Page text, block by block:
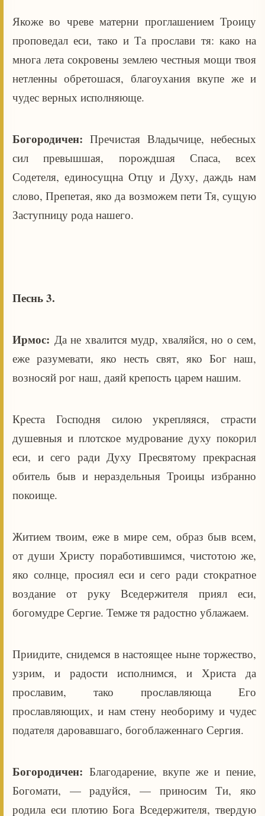
Якоже во чреве матерни проглашением Троицу
проповедал еси, тако и Та прослави тя: како на
многа лета сокровены землею честныя мощи твоя
нетленны обретошася, благоухания вкупе же и
чудес верных исполняюще.
Богородичен:Пречистая Владычице, небесных
сил превышшая, порождшая Спаса, всех
Содетеля, единосущна Отцу и Духу, даждь нам
слово, Препетая, яко да возможем пети Тя, сущую
Заступницу рода нашего.
Песнь 3.
Ирмос: Да не хвалится мудр, хваляйся, но о сем,
еже разумевати, яко несть свят, яко Бог наш,
возносяй рог наш, даяй крепость царем нашим.
Креста Господня силою укрепляяся, страсти
душевныя и плотское мудрование духу покорил
еси, и сего ради Духу Пресвятому прекрасная
обитель быв и нераздельныя Троицы избранно
покоище.
Житием твоим, еже в мире сем, образ быв всем,
от души Христу поработившимся, чистотою же,
яко солнце, просиял еси и сего ради стократное
воздание от руку Вседержителя приял еси,
богомудре Сергие. Темже тя радостно ублажаем.
Приидите, снидемся в настоящее ныне торжество,
узрим, и радости исполнимся, и Христа да
прославим, тако прославляюща Его
прославляющих, и нам стену необориму и чудес
подателя даровавшаго, богоблаженнаго Сергия.
Богородичен: Благодарение, вкупе же и пение,
Богомати, — радуйся, — приносим Ти, яко
родила еси плотию Бога Вседержителя, твердую